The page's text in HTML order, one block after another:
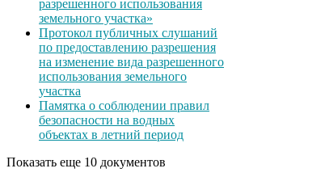
разрешенного использования
земельного участка»
Протокол публичных слушаний
по предоставлению разрешения
на изменение вида разрешенного
использования земельного
участка
Памятка о соблюдении правил
безопасности на водных
объектах в летний период
Показать еще 10 документов